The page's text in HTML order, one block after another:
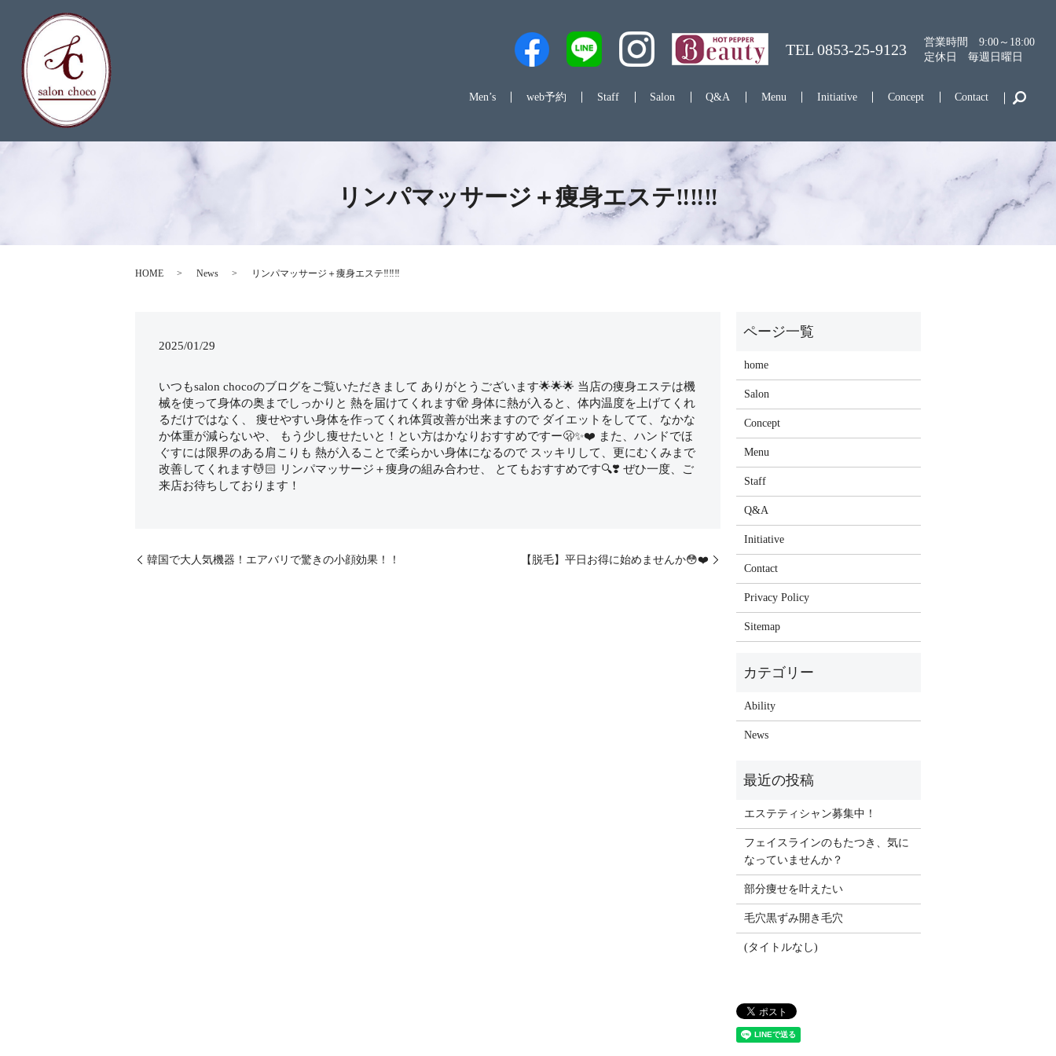
Men’s web予約 Staff Salon Q&A Menu Initiative Concept Contact
TEL0853-25-9123
営業時間 9:00～18:00
定休日 毎週日曜日
リンパマッサージ＋痩身エステ‼️‼️‼️
HOME News リンパマッサージ＋痩身エステ‼️‼️‼️
2025/01/29
いつもsalon chocoのブログをご覧いただきまして ありがとうございます🌟🌟🌟 当店の痩身エステは機
械を使って身体の奥までしっかりと 熱を届けてくれます🫣 身体に熱が入ると、体内温度を上げてくれ
るだけではなく、 痩せやすい身体を作ってくれ体質改善が出来ますので ダイエットをしてて、なかな
か体重が減らないや、 もう少し痩せたいと！とい方はかなりおすすめですー🫢✨❤️ また、ハンドでほ
ぐすには限界のある肩こりも 熱が入ることで柔らかい身体になるので スッキリして、更にむくみまで
改善してくれます💆🏻 リンパマッサージ＋痩身の組み合わせ、 とてもおすすめです🔍❣️ ぜひ一度、ご
来店お待ちしております！
韓国で大人気機器！エアバリで驚きの小顔効果！！ 【脱毛】平日お得に始めませんか😳❤️
home
Salon
Concept
Menu
Staff
Q&A
Initiative
Contact
Privacy Policy
Sitemap
Ability
News
エステティシャン募集中！
フェイスラインのもたつき、気に
なっていませんか？
部分痩せを叶えたい
毛穴黒ずみ開き毛穴
(タイトルなし)